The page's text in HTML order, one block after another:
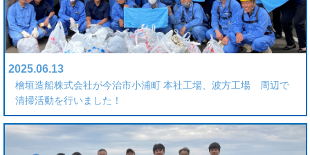
2025.06.13
檜垣造船株式会社が今治市小浦町 本社工場、波方工場 周辺で
清掃活動を行いました！